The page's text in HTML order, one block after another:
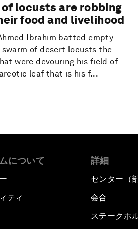
locusts are robbing
food and livelihood
Ibrahim batted empty
of desert locusts the
were devouring his field of
leaf that is his f...
について
ティ
詳細
センター（
会合
ステークホ